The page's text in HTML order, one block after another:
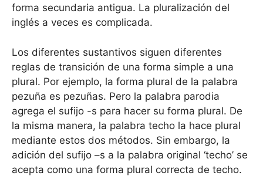
forma secundaria antigua. La pluralización del
inglés a veces es complicada.
Los diferentes sustantivos siguen diferentes
reglas de transición de una forma simple a una
plural. Por ejemplo, la forma plural de la palabra
pezuña es pezuñas. Pero la palabra parodia
agrega el sufijo -s para hacer su forma plural. De
la misma manera, la palabra techo la hace plural
mediante estos dos métodos. Sin embargo, la
adición del sufijo –s a la palabra original ‘techo’ se
acepta como una forma plural correcta de techo.